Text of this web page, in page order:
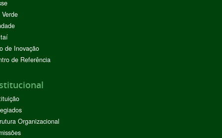
de Inovação
de Referência
Organizacional